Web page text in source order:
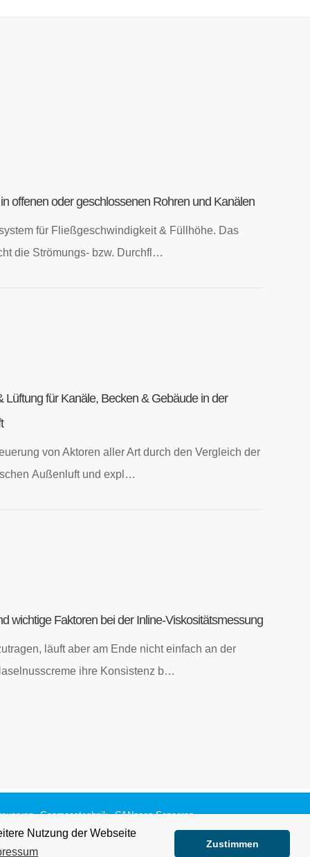
Nutzung der Webseite
Zustimmen
offenen oder geschlossenen Rohren und Kanälen
für Fließgeschwindigkeit & Füllhöhe. Das
die Strömungs- bzw. Durchfl…
Lüftung für Kanäle, Becken & Gebäude in der
von Aktoren aller Art durch den Vergleich der
Außenluft und expl…
wichtige Faktoren bei der Inline-Viskositätsmessung
läuft aber am Ende nicht einfach an der
ihre Konsistenz b…
Gasmesstechnik
CANopen Sensoren
Fluid.iO® Sensor + Control GmbH & Co. KG